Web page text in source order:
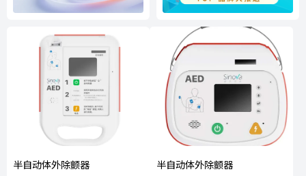
半自动体外除颤器 半自动体外除颤器